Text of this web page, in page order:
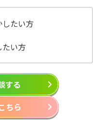
したい方
たい方
する
ちら